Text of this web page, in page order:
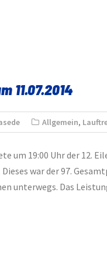
11.07.2014
Allgemein,
um 19:00 Uhr der 12.
war der 97.
unterwegs. Das